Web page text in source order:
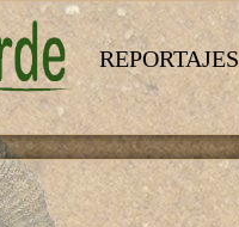
REPORTAJES